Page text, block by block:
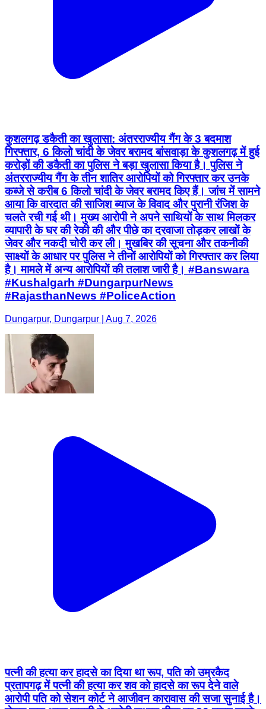
कुशलगढ़ डकैती का खुलासा: अंतरराज्यीय गैंग के 3 बदमाश
गिरफ्तार, 6 किलो चांदी के जेवर बरामद बांसवाड़ा के कुशलगढ़ में हुई
करोड़ों की डकैती का पुलिस ने बड़ा खुलासा किया है। पुलिस ने
अंतरराज्यीय गैंग के तीन शातिर आरोपियों को गिरफ्तार कर उनके
कब्जे से करीब 6 किलो चांदी के जेवर बरामद किए हैं। जांच में सामने
आया कि वारदात की साजिश ब्याज के विवाद और पुरानी रंजिश के
चलते रची गई थी। मुख्य आरोपी ने अपने साथियों के साथ मिलकर
व्यापारी के घर की रेकी की और पीछे का दरवाजा तोड़कर लाखों के
जेवर और नकदी चोरी कर ली। मुखबिर की सूचना और तकनीकी
साक्ष्यों के आधार पर पुलिस ने तीनों आरोपियों को गिरफ्तार कर लिया
है। मामले में अन्य आरोपियों की तलाश जारी है। #Banswara
#Kushalgarh #DungarpurNews
#RajasthanNews #PoliceAction
Dungarpur, Dungarpur | Aug 7, 2026
पत्नी की हत्या कर हादसे का दिया था रूप, पति को उम्रकैद
प्रतापगढ़ में पत्नी की हत्या कर शव को हादसे का रूप देने वाले
आरोपी पति को सेशन कोर्ट ने आजीवन कारावास की सजा सुनाई है।